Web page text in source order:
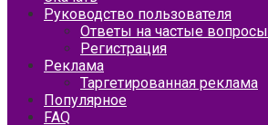
Руководство пользователя
Ответы на частые вопросы
Регистрация
Реклама
Таргетированная реклама
Популярное
FAQ